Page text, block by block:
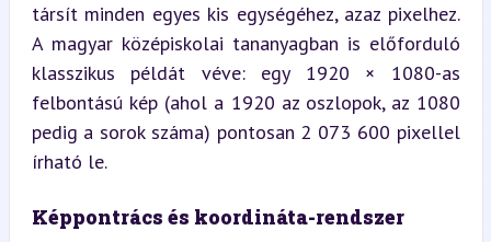
társít minden egyes kis egységéhez, azaz pixelhez.
A magyar középiskolai tananyagban is előforduló
klasszikus példát véve: egy 1920 × 1080-as
felbontású kép (ahol a 1920 az oszlopok, az 1080
pedig a sorok száma) pontosan 2 073 600 pixellel
írható le.
Képpontrács és koordináta-rendszer